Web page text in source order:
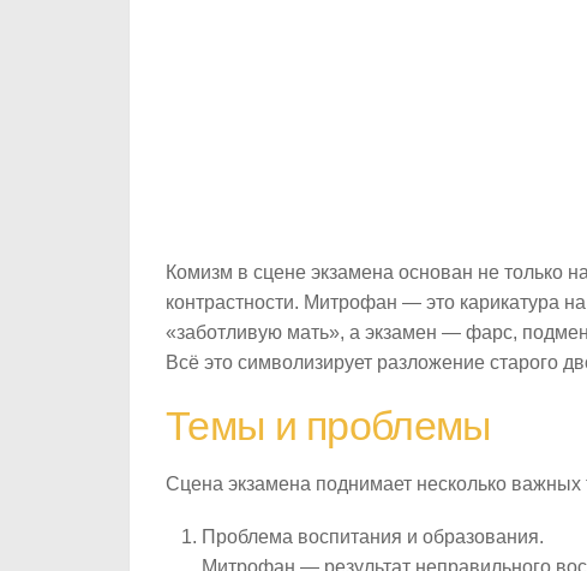
Комизм в сцене экзамена основан не только
контрастности. Митрофан — это карикатура
«заботливую мать», а экзамен — фарс,
Всё это символизирует разложение старого
Темы и проблемы
Сцена экзамена поднимает несколько
Проблема воспитания и образования.